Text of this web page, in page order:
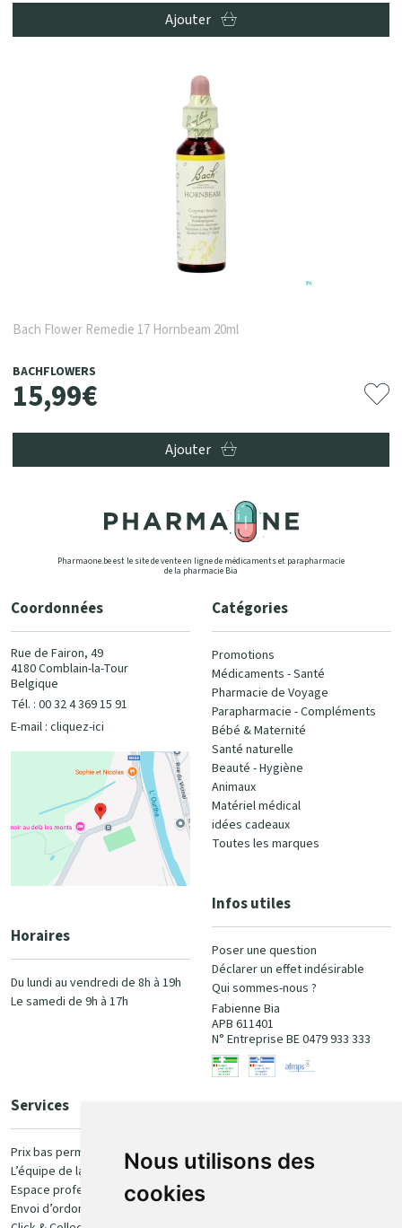
Nous utilisons des
cookies
Ajouter
Bach Flower Remedie 17 Hornbeam 20ml
BACHFLOWERS
15,99€
Ajouter
Pharmaone.be est le site de vente en ligne de médicaments et parapharmacie
de la pharmacie Bia
Coordonnées
Rue de Fairon, 49
4180 Comblain-la-Tour
Belgique
Tél. : 00 32 4 369 15 91
E-mail : cliquez-ici
Horaires
Du lundi au vendredi de 8h à 19h
Le samedi de 9h à 17h
Catégories
Promotions
Médicaments - Santé
Pharmacie de Voyage
Parapharmacie - Compléments
Bébé & Maternité
Santé naturelle
Beauté - Hygiène
Animaux
Matériel médical
idées cadeaux
Toutes les marques
Infos utiles
Poser une question
Déclarer un effet indésirable
Qui sommes-nous ?
Fabienne Bia
APB 611401
N° Entreprise BE 0479 933 333
Services
Prix bas permanent
L’équipe de la pharmacie
Espace professionnel
Envoi d’ordonnance
100% sécurisé